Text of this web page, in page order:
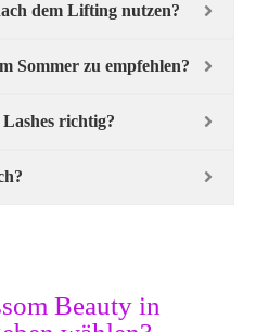
dem Lifting nutzen?
Sommer zu empfehlen?
richtig?
Beauty in